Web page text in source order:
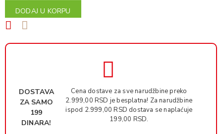
DODAJ U KORPU
DOSTAVA
ZA SAMO
199
DINARA!
Cena dostave za sve narudžbine preko
2.999,00 RSD je besplatna! Za narudžbine
ispod 2.999,00 RSD dostava se naplaćuje
199,00 RSD.